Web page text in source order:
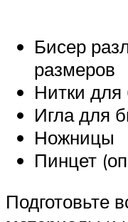
Бисер
размеров
Нитки для
Игла для
Ножницы
Пинцет
Подготовьте